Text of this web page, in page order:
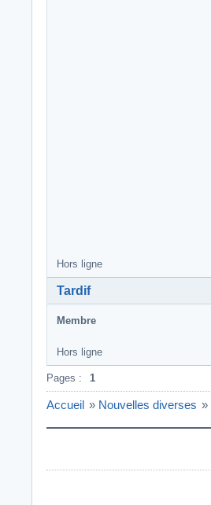
Hors ligne
Tardif
Membre
Hors ligne
Pages : 1
Accueil » Nouvelles diverses »